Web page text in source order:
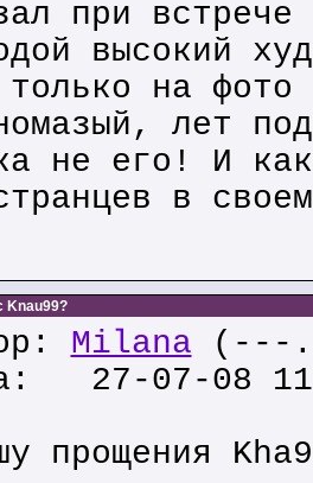
при
высокий
только на
лет
не его! И
в
Knau99?
Milana (---
27-07-08
прощения